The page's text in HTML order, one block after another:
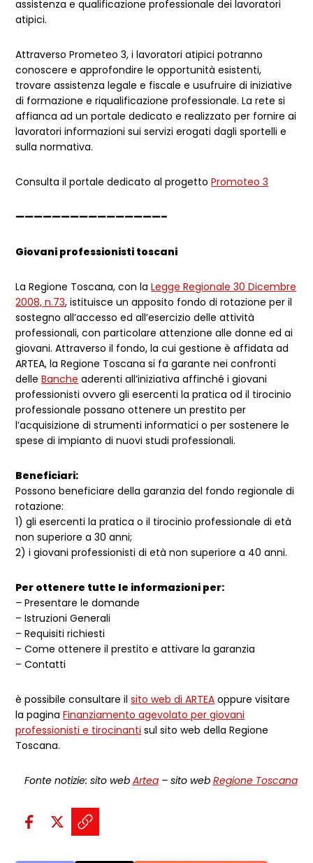
assistenza e qualificazione professionale dei lavoratori
atipici.
Attraverso Prometeo 3, i lavoratori atipici potranno
conoscere e approfondire le opportunità esistenti,
trovare assistenza legale e fiscale e usufruire di iniziative
di formazione e riqualificazione professionale. La rete si
affianca ad un portale dedicato e realizzato per fornire ai
lavoratori informazioni sui servizi erogati dagli sportelli e
sulla normativa.
Consulta il portale dedicato al progettoPromoteo 3
————————————————–
Giovani professionisti toscani
La Regione Toscana, con laLegge Regionale 30 Dicembre
2008, n.73, istituisce un apposito fondo di rotazione per il
sostegno all’accesso ed all’esercizio delle attività
professionali, con particolare attenzione alle donne ed ai
giovani. Attraverso il fondo, la cui gestione è affidata ad
ARTEA, la Regione Toscana si fa garante nei confronti
delleBanche aderenti all’iniziativa affinché i giovani
professionisti ovvero gli esercenti la pratica od il tirocinio
professionale possano ottenere un prestito per
l’acquisizione di strumenti informatici o per sostenere le
spese di impianto di nuovi studi professionali.
Beneficiari:
Possono beneficiare della garanzia del fondo regionale di
rotazione:
1) gli esercenti la pratica o il tirocinio professionale di età
non superiore a 30 anni;
2) i giovani professionisti di età non superiore a 40 anni.
Per ottenere tutte le informazioni per:
–Presentare le domande
– Istruzioni Generali
– Requisiti richiesti
– Come ottenere il prestito e attivare la garanzia
– Contatti
è possibile consultare ilsito web di ARTEA oppure visitare
la paginaFinanziamento agevolato per giovani
professionisti e tirocinanti sul sito web della Regione
Toscana.
Fonte notizie: sito web Artea– sito web Regione Toscana
Condividi sui social:
Condividi su Facebook - apre
Condividi su X - apre una
Copia il link e condividi -